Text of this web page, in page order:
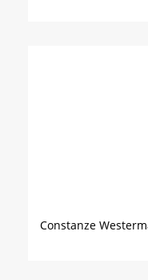
Constanze